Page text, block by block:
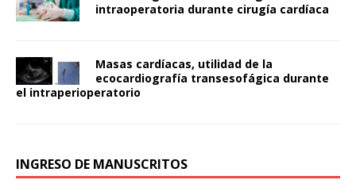
intraoperatoria durante cirugía cardíaca
Masas cardíacas, utilidad de la
ecocardiografía transesofágica durante
el intraperioperatorio
INGRESO DE MANUSCRITOS